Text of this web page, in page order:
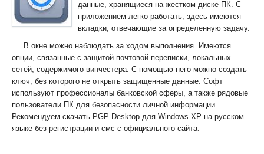
данные, хранящиеся на жестком диске ПК. С
приложением легко работать, здесь имеются
вкладки, отвечающие за определенную задачу.
В окне можно наблюдать за ходом выполнения. Имеются
опции, связанные с защитой почтовой переписки, локальных
сетей, содержимого винчестера. С помощью него можно создать
ключ, без которого не открыть защищенные данные. Софт
используют профессионалы банковской сферы, а также рядовые
пользователи ПК для безопасности личной информации.
Рекомендуем скачать PGP Desktop для Windows XP на русском
языке без регистрации и смс с официального сайта.